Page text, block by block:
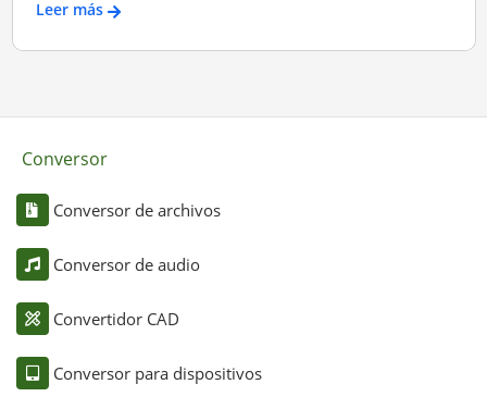
Leer más
Conversor
Conversor de archivos
Conversor de audio
Convertidor CAD
Conversor para dispositivos